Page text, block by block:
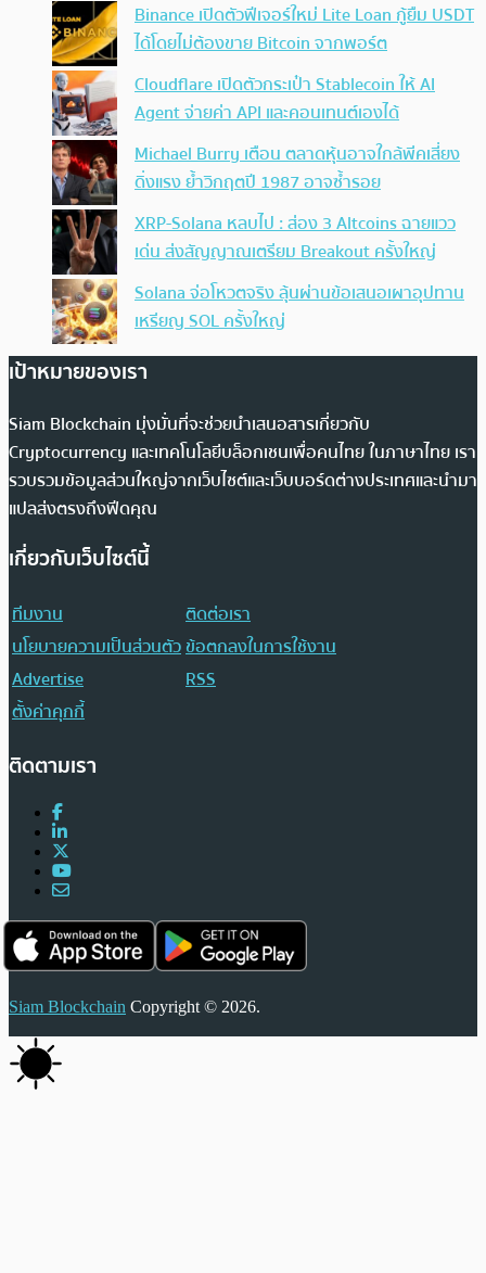
Binance เปิดตัวฟีเจอร์ใหม่ Lite Loan กู้ยืม USDT
ได้โดยไม่ต้องขาย Bitcoin จากพอร์ต
Cloudflare เปิดตัวกระเป๋า Stablecoin ให้ AI
Agent จ่ายค่า API และคอนเทนต์เองได้
Michael Burry เตือน ตลาดหุ้นอาจใกล้พีคเสี่ยง
ดิ่งแรง ย้ำวิกฤตปี 1987 อาจซ้ำรอย
XRP-Solana หลบไป : ส่อง 3 Altcoins ฉายแวว
เด่น ส่งสัญญาณเตรียม Breakout ครั้งใหญ่
Solana จ่อโหวตจริง ลุ้นผ่านข้อเสนอเผาอุปทาน
เหรียญ SOL ครั้งใหญ่
เป้าหมายของเรา
Siam Blockchain มุ่งมั่นที่จะช่วยนำเสนอสารเกี่ยวกับ
Cryptocurrency และเทคโนโลยีบล็อกเชนเพื่อคนไทย ในภาษาไทย เรา
รวบรวมข้อมูลส่วนใหญ่จากเว็บไซต์และเว็บบอร์ดต่างประเทศและนำมา
แปลส่งตรงถึงฟีดคุณ
เกี่ยวกับเว็บไซต์นี้
ทีมงาน
ติดต่อเรา
นโยบายความเป็นส่วนตัวข้อตกลงในการใช้งาน
Advertise
RSS
ตั้งค่าคุกกี้
ติดตามเรา
Siam Blockchain Copyright © 2026.